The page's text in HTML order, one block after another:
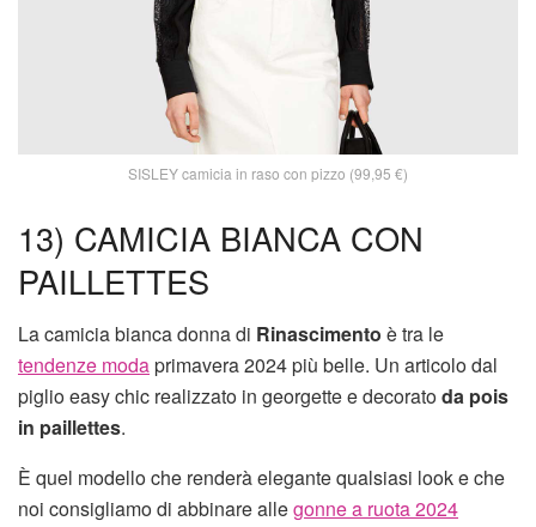
SISLEY camicia in raso con pizzo (99,95 €)
13) CAMICIA BIANCA CON
PAILLETTES
La camicia bianca donna di Rinascimento è tra le
tendenze modaprimavera 2024 più belle. Un articolo dal
piglio easy chic realizzato in georgette e decoratoda pois
in paillettes.
È quel modello che renderà elegante qualsiasi look e che
noi consigliamo di abbinare allegonne a ruota 2024